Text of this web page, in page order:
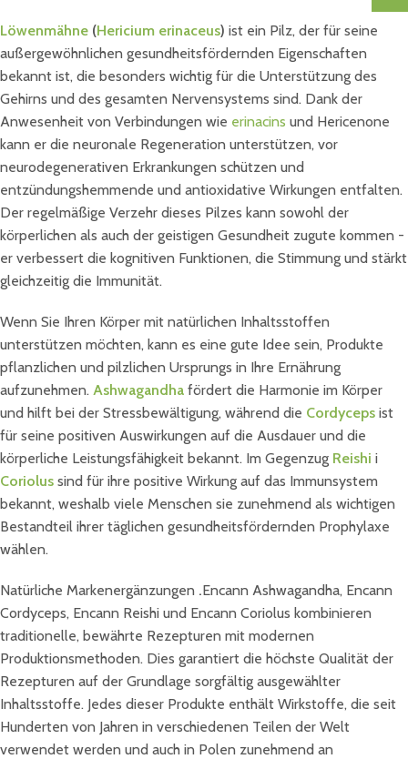
Löwenmähne (Hericium erinaceus) ist ein Pilz, der für seine
außergewöhnlichen gesundheitsfördernden Eigenschaften
bekannt ist, die besonders wichtig für die Unterstützung des
Gehirns und des gesamten Nervensystems sind. Dank der
Anwesenheit von Verbindungen wie erinacins und Hericenone
kann er die neuronale Regeneration unterstützen, vor
neurodegenerativen Erkrankungen schützen und
entzündungshemmende und antioxidative Wirkungen entfalten.
Der regelmäßige Verzehr dieses Pilzes kann sowohl der
körperlichen als auch der geistigen Gesundheit zugute kommen -
er verbessert die kognitiven Funktionen, die Stimmung und stärkt
gleichzeitig die Immunität.
Wenn Sie Ihren Körper mit natürlichen Inhaltsstoffen
unterstützen möchten, kann es eine gute Idee sein, Produkte
pflanzlichen und pilzlichen Ursprungs in Ihre Ernährung
aufzunehmen. Ashwagandha fördert die Harmonie im Körper
und hilft bei der Stressbewältigung, während die Cordyceps ist
für seine positiven Auswirkungen auf die Ausdauer und die
körperliche Leistungsfähigkeit bekannt. Im Gegenzug Reishi i
Coriolus sind für ihre positive Wirkung auf das Immunsystem
bekannt, weshalb viele Menschen sie zunehmend als wichtigen
Bestandteil ihrer täglichen gesundheitsfördernden Prophylaxe
wählen.
Natürliche Markenergänzungen .Encann Ashwagandha, Encann
Cordyceps, Encann Reishi und Encann Coriolus kombinieren
traditionelle, bewährte Rezepturen mit modernen
Produktionsmethoden. Dies garantiert die höchste Qualität der
Rezepturen auf der Grundlage sorgfältig ausgewählter
Inhaltsstoffe. Jedes dieser Produkte enthält Wirkstoffe, die seit
Hunderten von Jahren in verschiedenen Teilen der Welt
verwendet werden und auch in Polen zunehmend an